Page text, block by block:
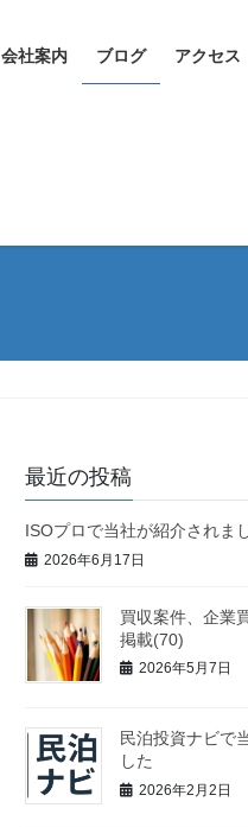
会社案内 ブログ アクセス
最近の投稿
ISOプロで当社が紹介されま
2026年6月17日
買収案件、企業
掲載(70)
2026年5月7日
民泊投資ナビで
した
2026年2月2日